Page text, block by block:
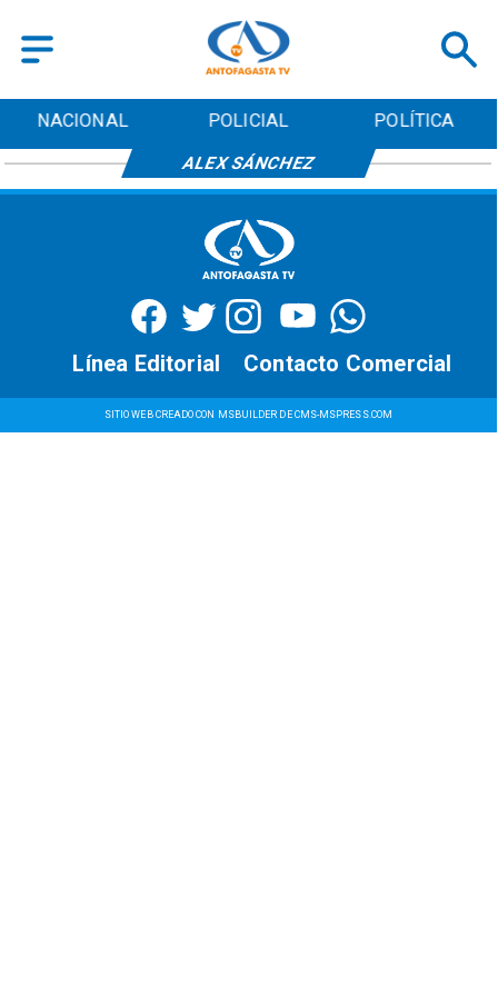
NACIONAL POLICIAL POLÍTICA
ALEX SÁNCHEZ
SITIO WEB CREADO CON MSBUILDER DE CMS-MSPRESS.COM
Contacto Comercial
Línea Editorial